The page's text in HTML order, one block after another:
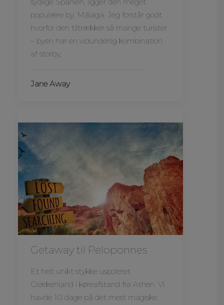
populære by, Málaga. Jeg forstår godt
hvorfor den tiltrækker så mange turister
– byen har en vidunderlig kombination
af storby,
Jane Away
Getaway til Peloponnes
Et helt unikt stykke uspoleret
Grækenland i køreafstand fra Athen. Vi
havde 10 dage på det mest magiske